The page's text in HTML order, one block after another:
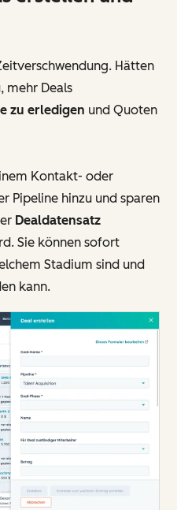
Hätten
mehr Deals
zu erledigen und Quoten
Kontakt- oder
Pipeline hinzu und sparen
Dealdatensatz
Sie können sofort
Stadium sind und
kann.